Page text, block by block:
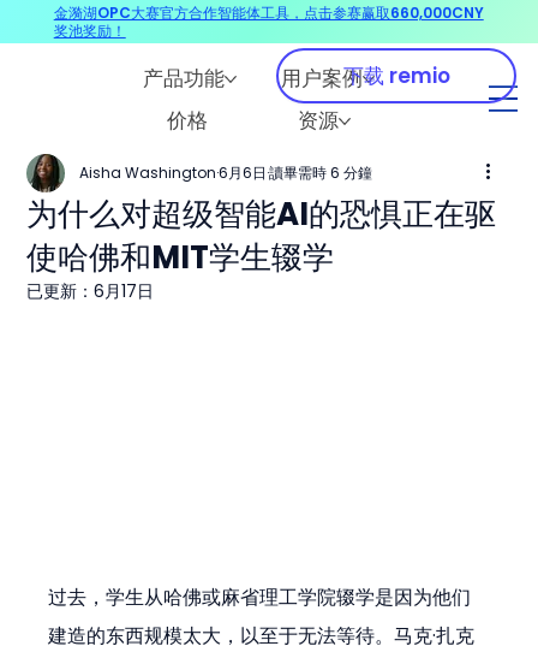
产品功能
用户案例
价格
资源
下载 remio
为什么对超级智能AI的恐惧正在驱
使哈佛和MIT学生辍学
Aisha Washington 6月6日 讀畢需時 6 分鐘
已更新：6月17日
过去，学生从哈佛或麻省理工学院辍学是因为他们
建造的东西规模太大，以至于无法等待。马克·扎克
金漪湖OPC大赛官方合作智能体工具，点击参赛赢取660,000CNY
奖池奖励！